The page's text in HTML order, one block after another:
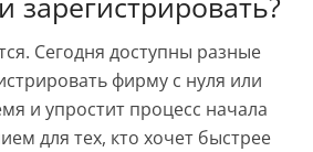
Сегодня доступны разные
фирму с нуля или
и упростит процесс начала
для тех, кто хочет быстрее